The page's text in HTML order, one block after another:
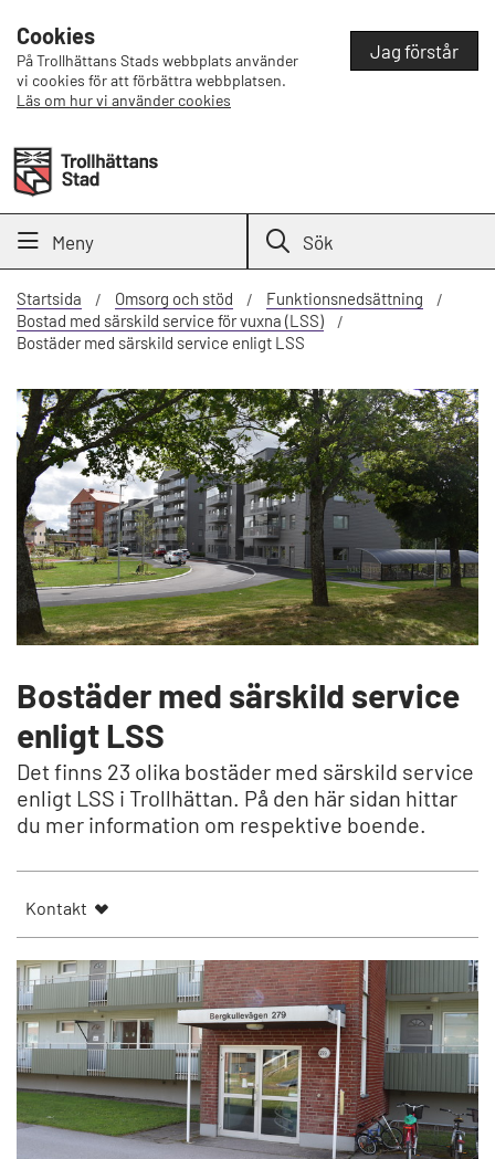
Cookies
På Trollhättans Stads webbplats använder
vi cookies för att förbättra webbplatsen.
Läs om hur vi använder cookies
Jag förstår
Meny Sök
Startsida Omsorg och stöd
Funktionsnedsättning
Bostad med särskild service för vuxna (LSS)
Bostäder med särskild service enligt LSS
Bostäder med särskild service
enligt LSS
Det finns 23 olika bostäder med särskild service
enligt LSS i Trollhättan. På den här sidan hittar
du mer information om respektive boende.
Kontakt